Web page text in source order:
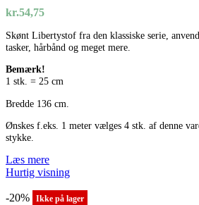
kr.54,75
Skønt Libertystof fra den klassiske serie,
tasker, hårbånd og meget mere.
Bemærk!
1 stk. = 25 cm
Bredde 136 cm.
Ønskes f.eks. 1 meter vælges 4 stk. af denne
stykke.
Læs mere
Hurtig visning
-20% Ikke på lager